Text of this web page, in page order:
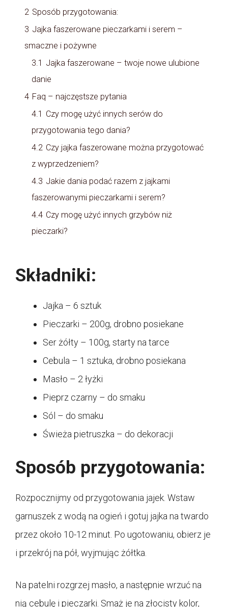
2 Sposób przygotowania:
3 Jajka faszerowane pieczarkami i serem –
smaczne i pożywne
3.1 Jajka faszerowane – twoje nowe ulubione
danie
4 Faq – najczęstsze pytania
4.1 Czy mogę użyć innych serów do
przygotowania tego dania?
4.2 Czy jajka faszerowane można przygotować
z wyprzedzeniem?
4.3 Jakie dania podać razem z jajkami
faszerowanymi pieczarkami i serem?
4.4 Czy mogę użyć innych grzybów niż
pieczarki?
Składniki:
Jajka – 6 sztuk
Pieczarki – 200g, drobno posiekane
Ser żółty – 100g, starty na tarce
Cebula – 1 sztuka, drobno posiekana
Masło – 2 łyżki
Pieprz czarny – do smaku
Sól – do smaku
Świeża pietruszka – do dekoracji
Sposób przygotowania:
Rozpocznijmy od przygotowania jajek. Wstaw
garnuszek z wodą na ogień i gotuj jajka na twardo
przez około 10-12 minut. Po ugotowaniu, obierz je
i przekrój na pół, wyjmując żółtka.
Na patelni rozgrzej masło, a następnie wrzuć na
nią cebulę i pieczarki. Smaż je na złocisty kolor,